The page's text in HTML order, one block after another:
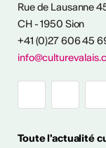
ouvert en
Rue de Lausanne
CH - 1950 Sion
+41 (0)27 606 45
Toute l'actualité